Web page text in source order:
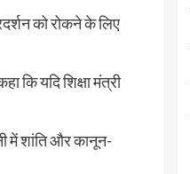
को रोकने के लिए
कि यदि शिक्षा मंत्री
में शांति और कानून-